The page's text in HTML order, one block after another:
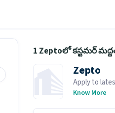
1 Zeptoలో కస్టమర్
Zepto
Apply to
Recruiter is
Know More